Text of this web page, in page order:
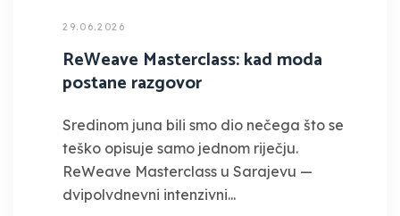
29.06.2026
ReWeave Masterclass: kad moda
postane razgovor
Sredinom juna bili smo dio nečega što se
teško opisuje samo jednom riječju.
ReWeave Masterclass u Sarajevu —
dvipolvdnevni intenzivni...